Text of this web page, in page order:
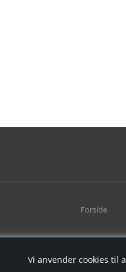
Vi anvender cookies til
Forside